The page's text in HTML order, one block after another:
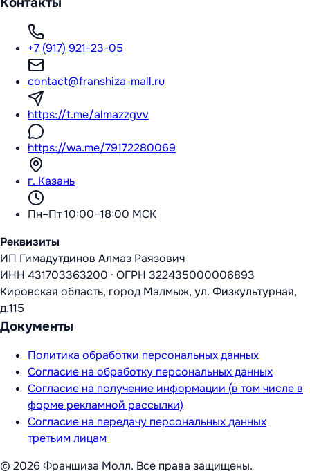
+7 (917) 921-23-05
contact@franshiza-mall.ru
https://t.me/almazzgvv
https://wa.me/79172280069
г. Казань
Пн–Пт 10:00–18:00 МСК
Реквизиты
ИП Гимадутдинов Алмаз Раязович
ИНН 431703363200 · ОГРН 322435000006893
Кировская область, город Малмыж, ул. Физкультурная,
д.115
Документы
Политика обработки персональных данных
Согласие на обработку персональных данных
Согласие на получение информации (в том числе в
форме рекламной рассылки)
Согласие на передачу персональных данных
третьим лицам
© 2026 Франшиза Молл. Все права защищены.